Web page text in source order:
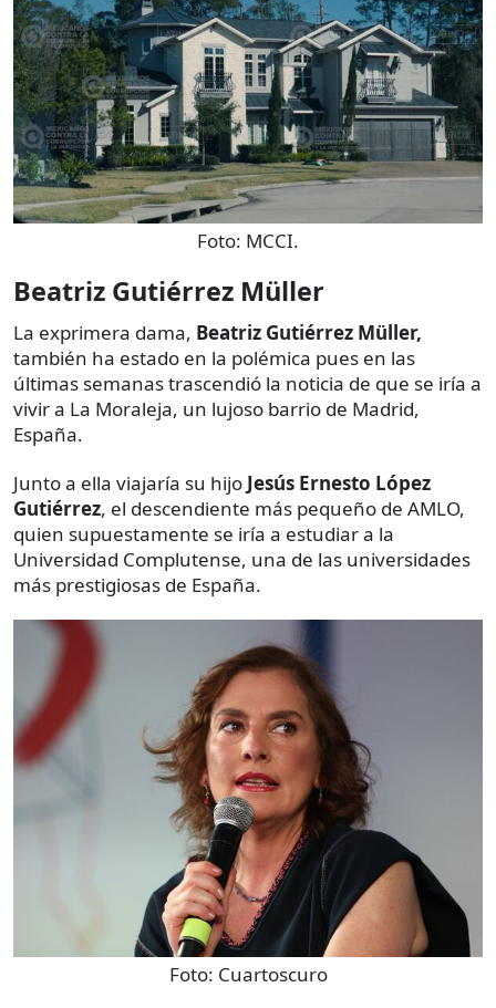
Foto: MCCI.
Beatriz Gutiérrez Müller
La exprimera dama, Beatriz Gutiérrez Müller,
también ha estado en la polémica pues en las
últimas semanas trascendió la noticia de que se iría a
vivir a La Moraleja, un lujoso barrio de Madrid,
España.
Junto a ella viajaría su hijo Jesús Ernesto López
Gutiérrez, el descendiente más pequeño de AMLO,
quien supuestamente se iría a estudiar a la
Universidad Complutense, una de las universidades
más prestigiosas de España.
Foto: Cuartoscuro